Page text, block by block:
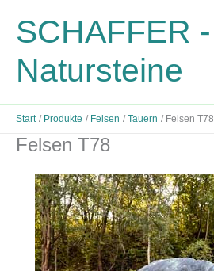
InhaltSCHAFFER -
Natursteine
Start Produkte Felsen Tauern Felsen T78
Felsen T78